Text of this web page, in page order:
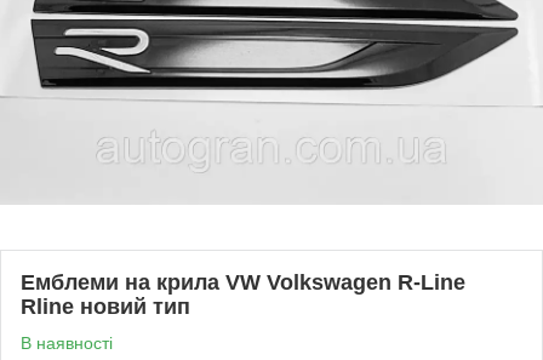
Емблеми на крила VW Volkswagen R-Line
Rline новий тип
В наявності